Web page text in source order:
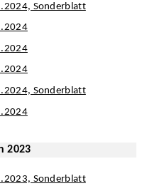
Sonderblatt
Sonderblatt
2023
Sonderblatt